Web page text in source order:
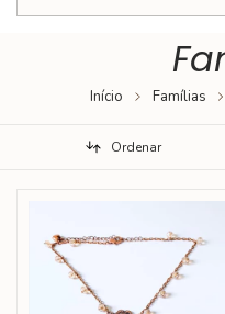
Início Famílias
Ordenar